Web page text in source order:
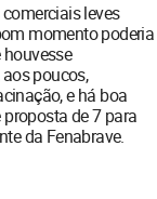
leves
momento poderia
poucos,
e há boa
de 7 para
da Fenabrave.